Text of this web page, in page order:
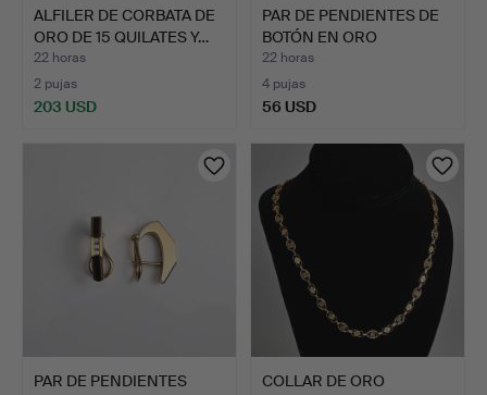
ALFILER DE CORBATA DE
ORO DE 15 QUILATES Y…
22 horas
2 pujas
203 USD
PAR DE PENDIENTES DE
BOTÓN EN ORO
AMARILLO…
22 horas
4 pujas
56 USD
PAR DE PENDIENTES
COLLAR DE ORO